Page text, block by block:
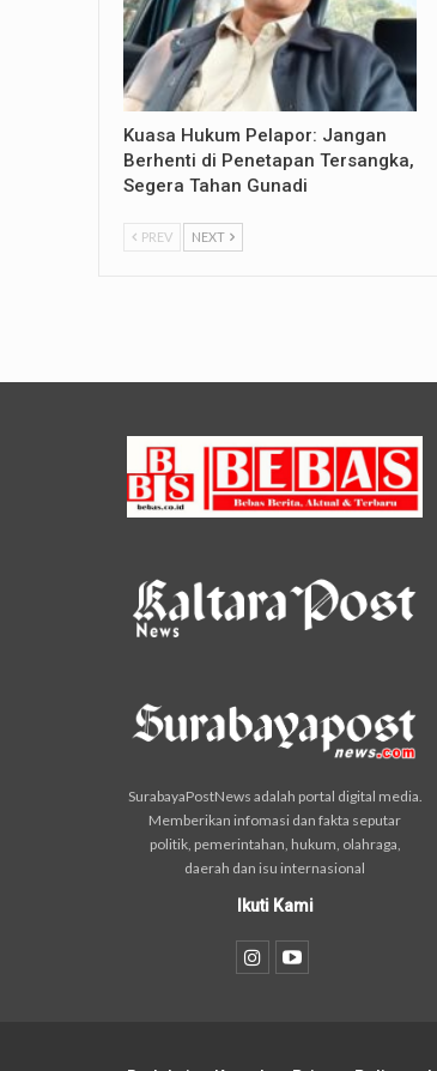
Kuasa Hukum Pelapor: Jangan
Berhenti di Penetapan Tersangka,
Segera Tahan Gunadi
PREV NEXT
SurabayaPostNews adalah portal digital media.
Memberikan infomasi dan fakta seputar
politik, pemerintahan, hukum, olahraga,
daerah dan isu internasional
Ikuti Kami